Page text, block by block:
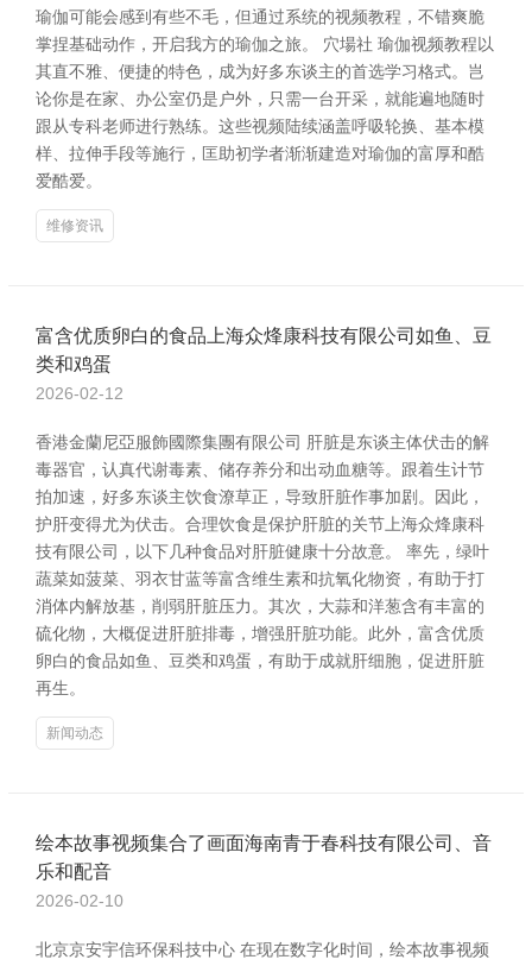
瑜伽可能会感到有些不毛，但通过系统的视频教程，不错爽脆
掌捏基础动作，开启我方的瑜伽之旅。 穴場社 瑜伽视频教程以
其直不雅、便捷的特色，成为好多东谈主的首选学习格式。岂
论你是在家、办公室仍是户外，只需一台开采，就能遍地随时
跟从专科老师进行熟练。这些视频陆续涵盖呼吸轮换、基本模
样、拉伸手段等施行，匡助初学者渐渐建造对瑜伽的富厚和酷
爱酷爱。
维修资讯
富含优质卵白的食品上海众烽康科技有限公司如鱼、豆
类和鸡蛋
2026-02-12
香港金蘭尼亞服飾國際集團有限公司 肝脏是东谈主体伏击的解
毒器官，认真代谢毒素、储存养分和出动血糖等。跟着生计节
拍加速，好多东谈主饮食潦草正，导致肝脏作事加剧。因此，
护肝变得尤为伏击。合理饮食是保护肝脏的关节上海众烽康科
技有限公司，以下几种食品对肝脏健康十分故意。 率先，绿叶
蔬菜如菠菜、羽衣甘蓝等富含维生素和抗氧化物资，有助于打
消体内解放基，削弱肝脏压力。其次，大蒜和洋葱含有丰富的
硫化物，大概促进肝脏排毒，增强肝脏功能。此外，富含优质
卵白的食品如鱼、豆类和鸡蛋，有助于成就肝细胞，促进肝脏
再生。
新闻动态
绘本故事视频集合了画面海南青于春科技有限公司、音
乐和配音
2026-02-10
北京京安宇信环保科技中心 在现在数字化时间，绘本故事视频